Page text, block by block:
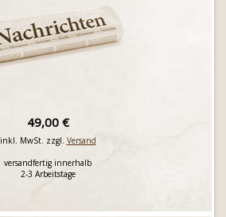
49,00 €
inkl. MwSt. zzgl. Versand
versandfertig innerhalb
2-3 Arbeitstage